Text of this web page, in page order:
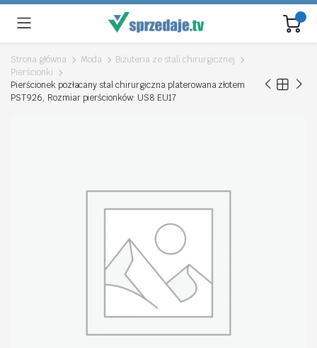
Strona główna Moda
Biżuteria ze stali chirurgicznej
Pierścionki
Pierścionek pozłacany stal chirurgiczna platerowana złotem
PST926, Rozmiar pierścionków: US8 EU17